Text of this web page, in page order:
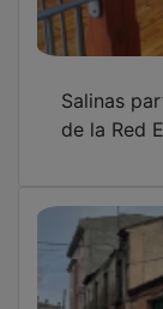
de la Red